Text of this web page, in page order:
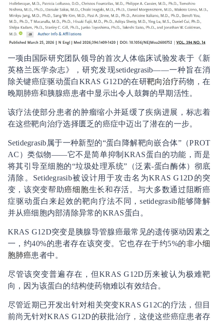
一项由国际研究团队领导的首次人体临床试验发表于《新
英格兰医学杂志》，研究发现setidegrasib——一种旨在消
除关键癌症驱动蛋白KRAS G12D的在研靶向治疗药物，在
晚期肺癌和胰腺癌患者中显示出令人鼓舞的早期活性。
该疗法使部分患者的肿瘤缩小并延缓了疾病进展，标志着
在这些靶向治疗选择匮乏的癌症中迈出了潜在的一步。
Setidegrasib属于一种新型的“蛋白降解靶向嵌合体”（PROT
AC）类似物——它不是简单抑制KRAS蛋白的功能，而是
将其引导至细胞的“垃圾处理系统”（泛素-蛋白酶体）彻底
清除。Setidegrasib被设计用于攻击名为KRAS G12D的突
变，该突变帮助癌细胞生长和存活。与大多数通过阻断癌
症驱动蛋白来起效的靶向疗法不同，setidegrasib能够降解
并从癌细胞内部清除异常的KRAS蛋白。
KRAS G12D突变是胰腺导管腺癌最常见的遗传驱动因素之
一，约40%的患者存在该突变。它也存在于约5%的非小细
胞肺癌患者中。
尽管该突变普遍存在，但KRAS G12D历来被认为极难靶
向，因为该蛋白的结构使药物难以有效结合。
尽管近期已开发出针对相关突变KRAS G12C的疗法，但目
前尚无针对KRAS G12D的获批治疗，这使这些癌症患者存